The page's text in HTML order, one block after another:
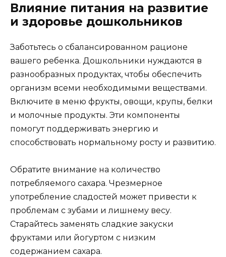
Влияние питания на развитие
и здоровье дошкольников
Заботьтесь о сбалансированном рационе
вашего ребенка. Дошкольники нуждаются в
разнообразных продуктах, чтобы обеспечить
организм всеми необходимыми веществами.
Включите в меню фрукты, овощи, крупы, белки
и молочные продукты. Эти компоненты
помогут поддерживать энергию и
способствовать нормальному росту и развитию.
Обратите внимание на количество
потребляемого сахара. Чрезмерное
употребление сладостей может привести к
проблемам с зубами и лишнему весу.
Старайтесь заменять сладкие закуски
фруктами или йогуртом с низким
содержанием сахара.